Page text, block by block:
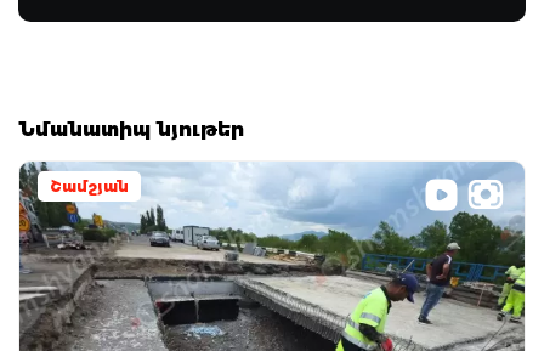
Նմանատիպ նյութեր
Շամշյան